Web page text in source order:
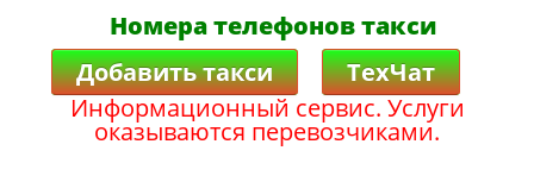
Номера телефонов такси
Добавить такси
ТехЧат
Информационный сервис. Услуги
оказываются перевозчиками.